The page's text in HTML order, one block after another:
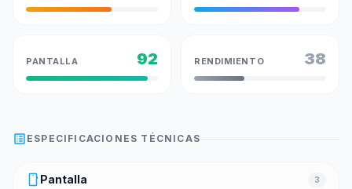
PANTALLA 92 RENDIMIENTO 38
list_alt ESPECIFICACIONES TÉCNICAS
smartphone Pantalla 3